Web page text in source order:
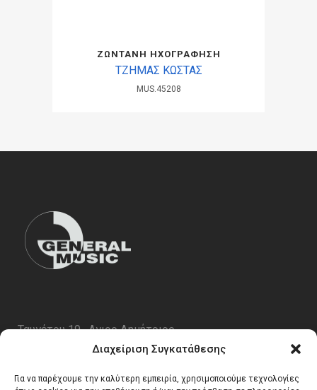
Διαχείριση Συγκατάθεσης
Για να παρέχουμε την καλύτερη εμπειρία, χρησιμοποιούμε τεχνολογίες
ΖΩΝΤΑΝΗ ΗΧΟΓΡΑΦΗΣΗ
ΤΖΗΜΑΣ ΚΩΣΤΑΣ
MUS.45208
Ταυγέτου 19 , Αγιος Δημήτριος
email:info@generalmusic.gr